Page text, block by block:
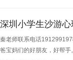
深圳小学生沙游
秦老师联系电话
爸宝妈们的好朋友，好帮手。​